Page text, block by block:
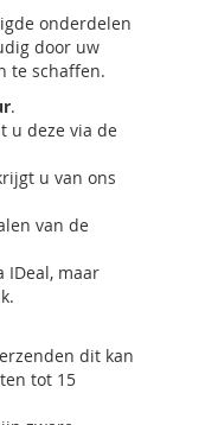
onderdelen
door uw
te schaffen.
.
u deze via de
u van ons
van de
IDeal, maar
dit kan
tot 15